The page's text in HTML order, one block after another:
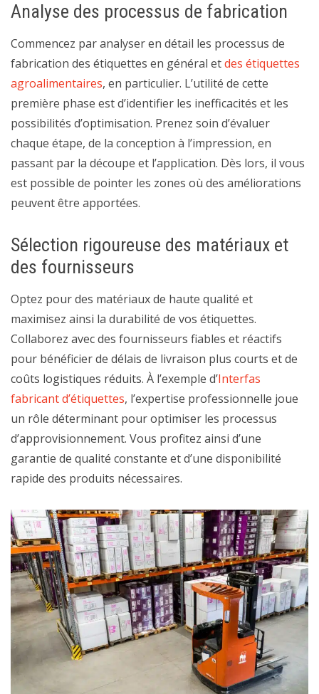
Analyse des processus de fabrication
Commencez par analyser en détail les processus de
fabrication des étiquettes en général etdes étiquettes
agroalimentaires, en particulier. L’utilité de cette
première phase est d’identifier les inefficacités et les
possibilités d’optimisation. Prenez soin d’évaluer
chaque étape, de la conception à l’impression, en
passant par la découpe et l’application. Dès lors, il vous
est possible de pointer les zones où des améliorations
peuvent être apportées.
Sélection rigoureuse des matériaux et
des fournisseurs
Optez pour des matériaux de haute qualité et
maximisez ainsi la durabilité de vos étiquettes.
Collaborez avec des fournisseurs fiables et réactifs
pour bénéficier de délais de livraison plus courts et de
coûts logistiques réduits. À l’exemple d’Interfas
fabricant d’étiquettes, l’expertise professionnelle joue
un rôle déterminant pour optimiser les processus
d’approvisionnement. Vous profitez ainsi d’une
garantie de qualité constante et d’une disponibilité
rapide des produits nécessaires.